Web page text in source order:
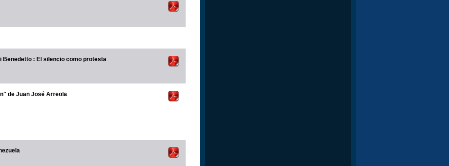
Benedetto : El silencio como protesta
de Juan José Arreola